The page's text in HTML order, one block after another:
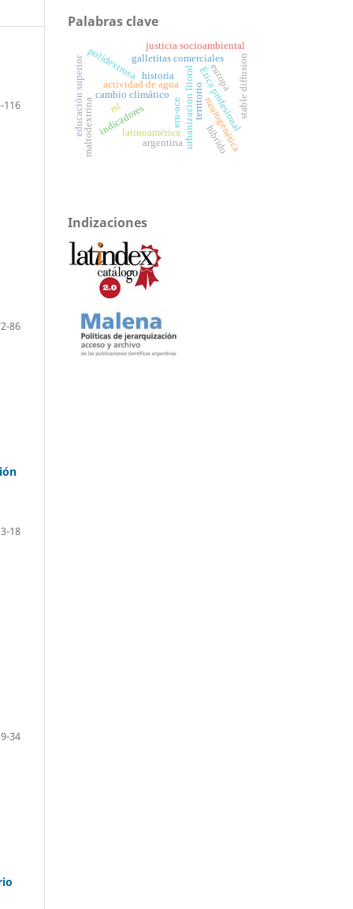
116
86
3-18
34
Palabras clave
indicadores
cambio climático urbanizacion litoral
galletitas comerciales
actividad de agua
maltodextrina
polidextrosa
educación superior Ética profesional
justicia socioambiental
territorio
latinoamérica
eru-ace
europa
argentina neurogenética
stable diffusion
híbrido
rsl
historia
Indizaciones